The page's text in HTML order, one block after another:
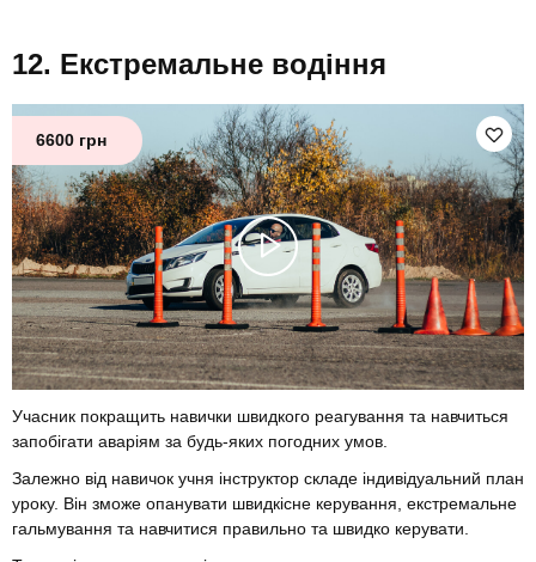
Екстремальне водіння
6600 грн
Учасник покращить навички швидкого реагування та навчиться
запобігати аваріям за будь-яких погодних умов.
Залежно від навичок учня інструктор складе індивідуальний план
уроку. Він зможе опанувати швидкісне керування, екстремальне
гальмування та навчитися правильно та швидко керувати.